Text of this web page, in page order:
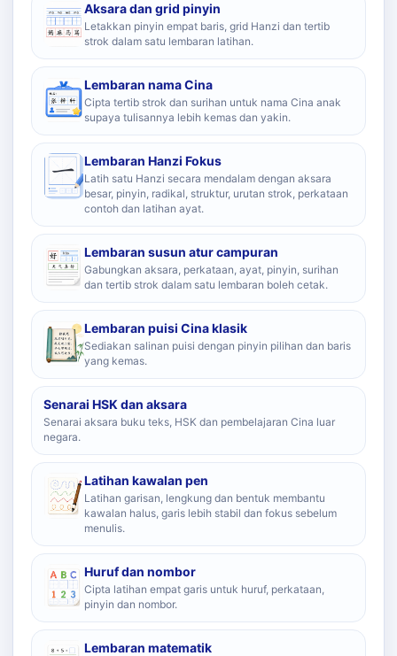
Aksara dan grid pinyin
Letakkan pinyin empat baris, grid Hanzi dan tertib
strok dalam satu lembaran latihan.
Lembaran nama Cina
Cipta tertib strok dan surihan untuk nama Cina anak
supaya tulisannya lebih kemas dan yakin.
Lembaran Hanzi Fokus
Latih satu Hanzi secara mendalam dengan aksara
besar, pinyin, radikal, struktur, urutan strok, perkataan
contoh dan latihan ayat.
Lembaran susun atur campuran
Gabungkan aksara, perkataan, ayat, pinyin, surihan
dan tertib strok dalam satu lembaran boleh cetak.
Lembaran puisi Cina klasik
Sediakan salinan puisi dengan pinyin pilihan dan baris
yang kemas.
Senarai HSK dan aksara
Senarai aksara buku teks, HSK dan pembelajaran Cina luar
negara.
Latihan kawalan pen
Latihan garisan, lengkung dan bentuk membantu
kawalan halus, garis lebih stabil dan fokus sebelum
menulis.
Huruf dan nombor
Cipta latihan empat garis untuk huruf, perkataan,
pinyin dan nombor.
Lembaran matematik